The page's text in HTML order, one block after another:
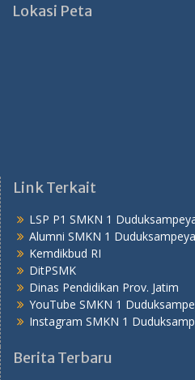
Lokasi Peta
Link Terkait
LSP P1 SMKN 1
Alumni SMKN 1
Kemdikbud RI
DitPSMK
Dinas Pendidikan Prov. Jatim
YouTube SMKN 1
Instagram SMKN 1
Berita Terbaru